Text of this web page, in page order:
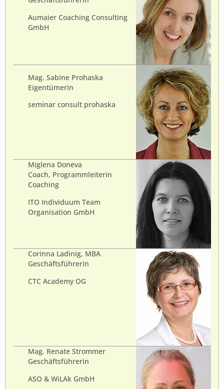
Aumaier Coaching Consulting
GmbH
Mag. Sabine Prohaska
Eigentümerin
seminar consult prohaska
Miglena Doneva
Coach, Programmleiterin
Coaching
ITO Individuum Team
Organisation GmbH
Corinna Ladinig, MBA
Geschäftsführerin
CTC Academy OG
Mag. Renate Strommer
Geschäftsführerin
ASO & WiLAk GmbH